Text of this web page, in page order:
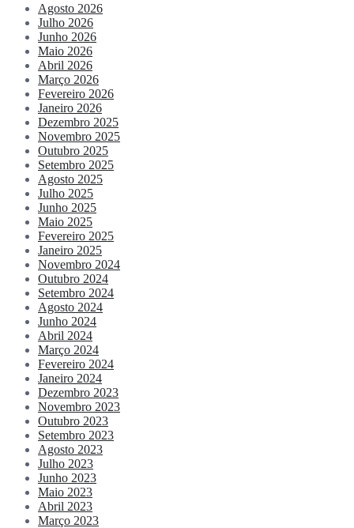
Agosto 2026
Julho 2026
Junho 2026
Maio 2026
Abril 2026
Março 2026
Fevereiro 2026
Janeiro 2026
Dezembro 2025
Novembro 2025
Outubro 2025
Setembro 2025
Agosto 2025
Julho 2025
Junho 2025
Maio 2025
Fevereiro 2025
Janeiro 2025
Novembro 2024
Outubro 2024
Setembro 2024
Agosto 2024
Junho 2024
Abril 2024
Março 2024
Fevereiro 2024
Janeiro 2024
Dezembro 2023
Novembro 2023
Outubro 2023
Setembro 2023
Agosto 2023
Julho 2023
Junho 2023
Maio 2023
Abril 2023
Março 2023